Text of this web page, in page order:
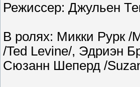
Режиссер: Джульен
В ролях: Микки Рурк /
/Ted Levine/, Эдриэн
Сюзанн Шеперд /